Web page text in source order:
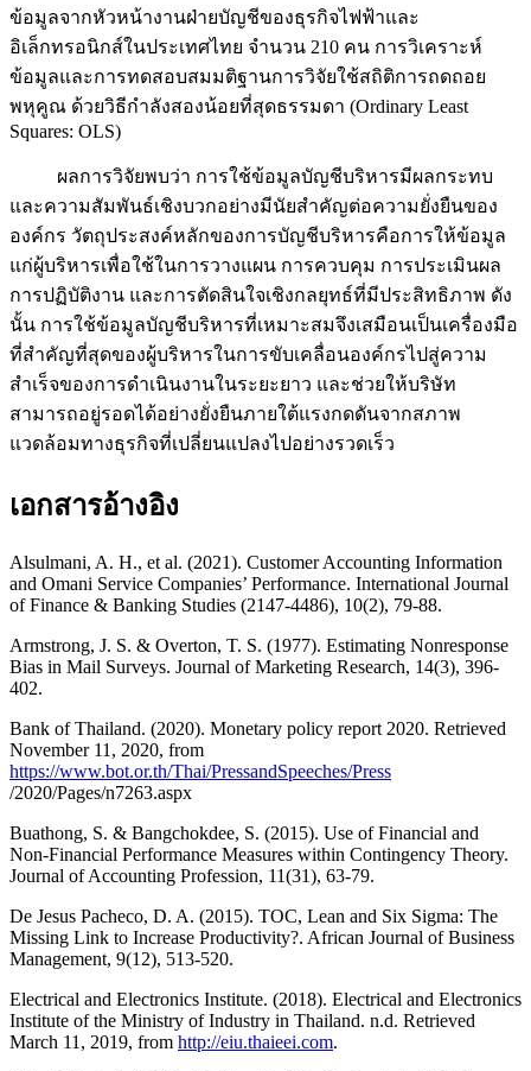
ข้อมูลจากหัวหน้างานฝ่ายบัญชีของธุรกิจไฟฟ้าและ
อิเล็กทรอนิกส์ในประเทศไทย จำนวน 210 คน การวิเคราะห์
ข้อมูลและการทดสอบสมมติฐานการวิจัยใช้สถิติการถดถอย
พหุคูณ ด้วยวิธีกำลังสองน้อยที่สุดธรรมดา (Ordinary Least
Squares: OLS)
ผลการวิจัยพบว่า การใช้ข้อมูลบัญชีบริหารมีผลกระทบ
และความสัมพันธ์เชิงบวกอย่างมีนัยสำคัญต่อความยั่งยืนของ
องค์กร วัตถุประสงค์หลักของการบัญชีบริหารคือการให้ข้อมูล
แก่ผู้บริหารเพื่อใช้ในการวางแผน การควบคุม การประเมินผล
การปฏิบัติงาน และการตัดสินใจเชิงกลยุทธ์ที่มีประสิทธิภาพ ดัง
นั้น การใช้ข้อมูลบัญชีบริหารที่เหมาะสมจึงเสมือนเป็นเครื่องมือ
ที่สำคัญที่สุดของผู้บริหารในการขับเคลื่อนองค์กรไปสู่ความ
สำเร็จของการดำเนินงานในระยะยาว และช่วยให้บริษัท
สามารถอยู่รอดได้อย่างยั่งยืนภายใต้แรงกดดันจากสภาพ
แวดล้อมทางธุรกิจที่เปลี่ยนแปลงไปอย่างรวดเร็ว
เอกสารอ้างอิง
Alsulmani, A. H., et al. (2021). Customer Accounting Information
and Omani Service Companies’ Performance. International Journal
of Finance & Banking Studies (2147-4486), 10(2), 79-88.
Armstrong, J. S. & Overton, T. S. (1977). Estimating Nonresponse
Bias in Mail Surveys. Journal of Marketing Research, 14(3), 396-
402.
Bank of Thailand. (2020). Monetary policy report 2020. Retrieved
November 11, 2020, from
https://www.bot.or.th/Thai/PressandSpeeches/Press
/2020/Pages/n7263.aspx
Buathong, S. & Bangchokdee, S. (2015). Use of Financial and
Non-Financial Performance Measures within Contingency Theory.
Journal of Accounting Profession, 11(31), 63-79.
De Jesus Pacheco, D. A. (2015). TOC, Lean and Six Sigma: The
Missing Link to Increase Productivity?. African Journal of Business
Management, 9(12), 513-520.
Electrical and Electronics Institute. (2018). Electrical and Electronics
Institute of the Ministry of Industry in Thailand. n.d. Retrieved
March 11, 2019, from http://eiu.thaieei.com.